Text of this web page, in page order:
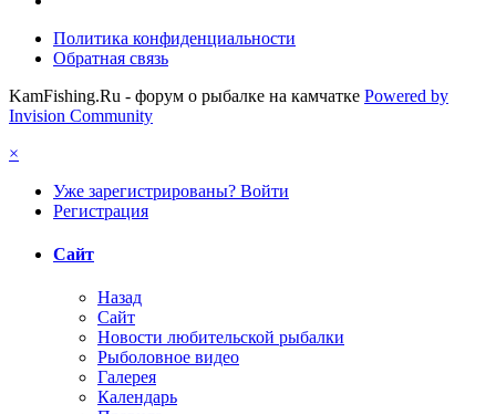
Политика конфиденциальности
Обратная связь
KamFishing.Ru - форум о рыбалке на камчатке Powered by
Invision Community
×
Уже зарегистрированы? Войти
Регистрация
Сайт
Назад
Сайт
Новости любительской рыбалки
Рыболовное видео
Галерея
Календарь